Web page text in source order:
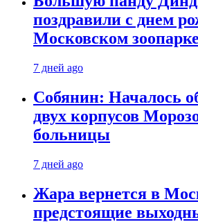
поздравили с днем
Московском зоопарке
7 дней ago
Собянин: Началось
двух корпусов
больницы
7 дней ago
Жара вернется в
предстоящие